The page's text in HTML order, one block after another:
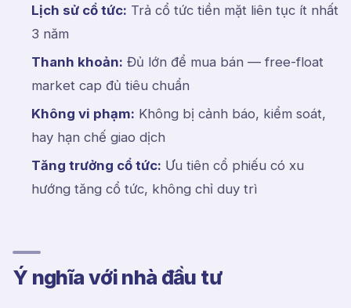
Lịch sử cổ tức: Trả cổ tức tiền mặt liên tục ít nhất
3 năm
Thanh khoản: Đủ lớn để mua bán — free-float
market cap đủ tiêu chuẩn
Không vi phạm: Không bị cảnh báo, kiểm soát,
hay hạn chế giao dịch
Tăng trưởng cổ tức: Ưu tiên cổ phiếu có xu
hướng tăng cổ tức, không chỉ duy trì
Ý nghĩa với nhà đầu tư